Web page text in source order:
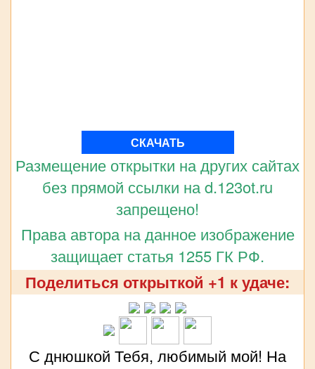
СКАЧАТЬ
Размещение открытки на других сайтах
без прямой ссылки на d.123ot.ru
запрещено!
Права автора на данное изображение
защищает статья 1255 ГК РФ.
Поделиться открыткой +1 к удаче:
С днюшкой Тебя, любимый мой! На